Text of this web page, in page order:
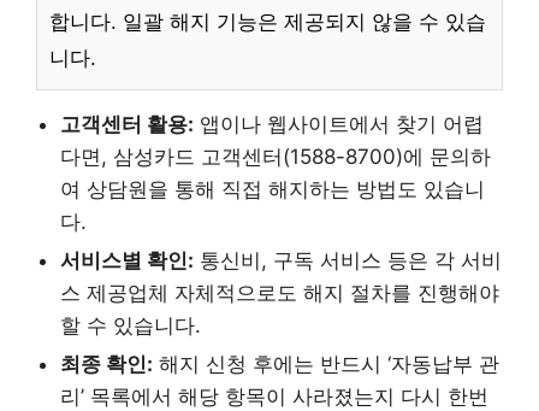
합니다. 일괄 해지 기능은 제공되지 않을 수 있습
니다.
고객센터 활용: 앱이나 웹사이트에서 찾기 어렵
다면, 삼성카드 고객센터(1588-8700)에 문의하
여 상담원을 통해 직접 해지하는 방법도 있습니
다.
서비스별 확인: 통신비, 구독 서비스 등은 각 서비
스 제공업체 자체적으로도 해지 절차를 진행해야
할 수 있습니다.
최종 확인: 해지 신청 후에는 반드시 ‘자동납부 관
리’ 목록에서 해당 항목이 사라졌는지 다시 한번